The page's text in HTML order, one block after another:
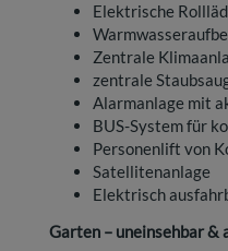
Elektrische
Zentrale
zentrale
Alarmanlage mit
BUS-System für
Personenlift von
Satellitenanlage
Elektrisch
Garten – uneinsehbar &